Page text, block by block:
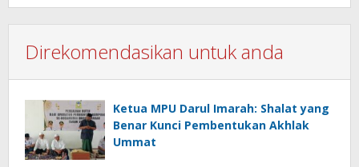
Direkomendasikan untuk anda
Ketua MPU Darul Imarah: Shalat yang
Benar Kunci Pembentukan Akhlak
Ummat